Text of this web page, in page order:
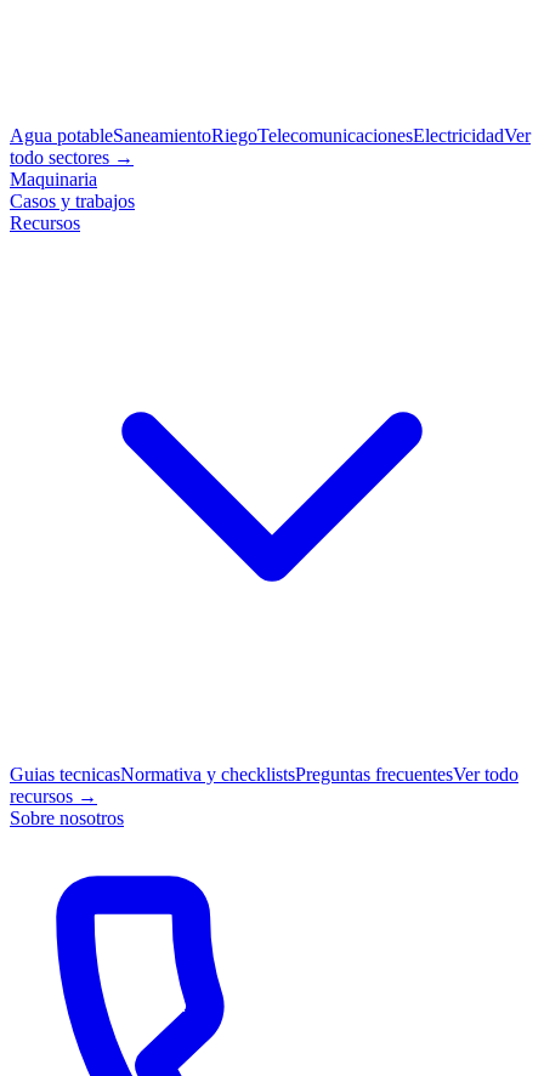
Agua potableSaneamientoRiegoTelecomunicacionesElectricidadVer
todo sectores →
Maquinaria
Casos y trabajos
Recursos
Guias tecnicasNormativa y checklistsPreguntas frecuentesVer todo
recursos →
Sobre nosotros